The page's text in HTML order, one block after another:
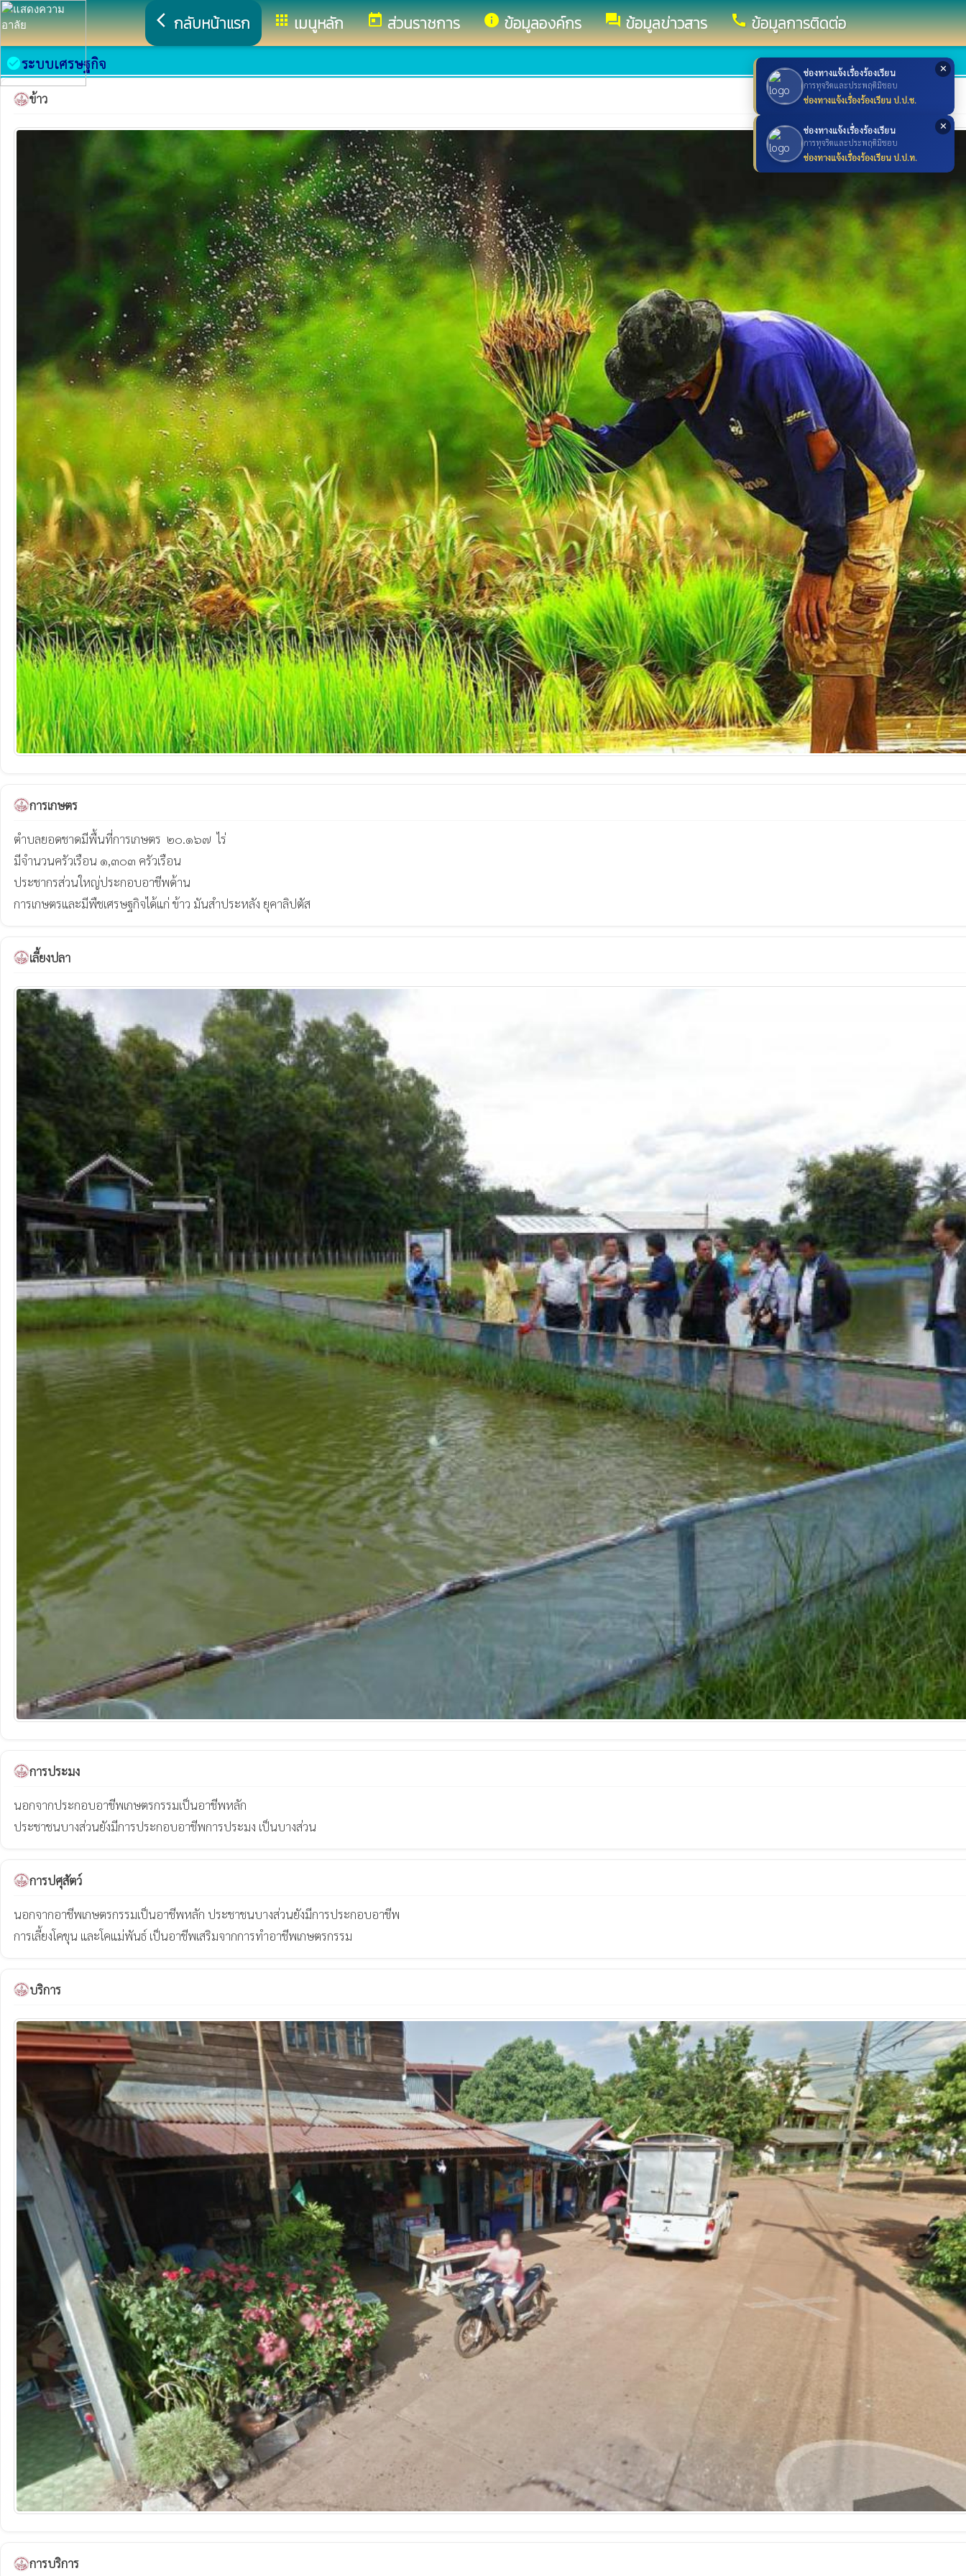
✕
ช่องทางแจ้งเรื่องร้องเรียน
การทุจริตและประพฤติมิชอบ
ช่องทางแจ้งเรื่องร้องเรียน ป.ป.ช.
✕
ช่องทางแจ้งเรื่องร้องเรียน
การทุจริตและประพฤติมิชอบ
ช่องทางแจ้งเรื่องร้องเรียน ป.ป.ท.
arrow_back_ios กลับหน้าแรก apps เมนูหลัก today ส่วนราชการ info ข้อมูลองค์กร forum ข้อมูลข่าวสาร call ข้อมูลการติดต่อ
check_circleระบบเศรษฐกิจ
ข้าว
การเกษตร
ตำบลยอดชาดมีพื้นที่การเกษตร  ๒๐.๑๖๗  ไร่
มีจำนวนครัวเรือน ๑,๓๐๓ ครัวเรือน
ประชากรส่วนใหญ่ประกอบอาชีพด้าน
การเกษตรและมีพืชเศรษฐกิจได้แก่ ข้าว มันสำประหลัง ยุคาลิปตัส
เลี้ยงปลา
การประมง
นอกจากประกอบอาชีพเกษตรกรรมเป็นอาชีพหลัก
ประชาชนบางส่วนยังมีการประกอบอาชีพการประมง เป็นบางส่วน
การปศุสัตว์
นอกจากอาชีพเกษตรกรรมเป็นอาชีพหลัก ประชาชนบางส่วนยังมีการประกอบอาชีพ
การเลี้ยงโคขุน และโคแม่พันธ์ เป็นอาชีพเสริมจากการทำอาชีพเกษตรกรรม
บริการ
การบริการ